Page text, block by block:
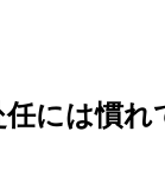
任には慣